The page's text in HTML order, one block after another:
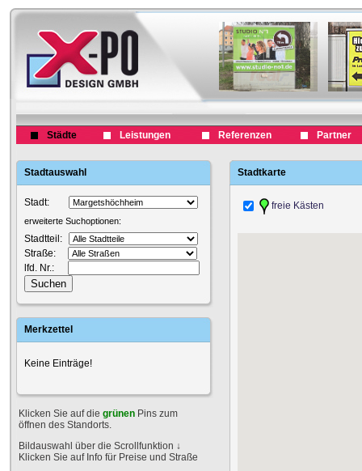
Städte Leistungen Referenzen Partner
Stadtauswahl
Stadt:
erweiterte Suchoptionen:
Stadtteil:
Straße:
lfd. Nr.:
Merkzettel
Keine Einträge!
Klicken Sie auf die grünen Pins zum
öffnen des Standorts.
Bildauswahl über die Scrollfunktion ↓
Klicken Sie auf Info für Preise und Straße
Stadtkarte
freie Kästen